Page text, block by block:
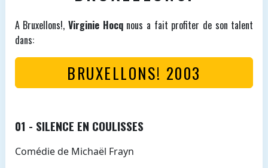
A Bruxellons!, Virginie Hocqnous a fait profiter de son talent
dans:
BRUXELLONS! 2003
01 - SILENCE EN COULISSES
Comédie de Michaël Frayn